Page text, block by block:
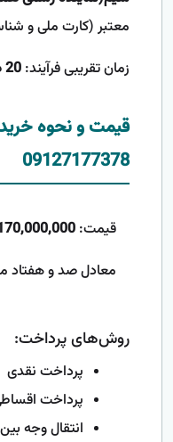
معتبر (کارت ملی و
زمان تقریبی فرآیند: 20 دقیقه
قیمت و نحوه
09127177378
قیمت:170,000,000
معادل صد و هفتاد
روش‌های پرداخت:
پرداخت نقدی
پرداخت
انتقال وجه